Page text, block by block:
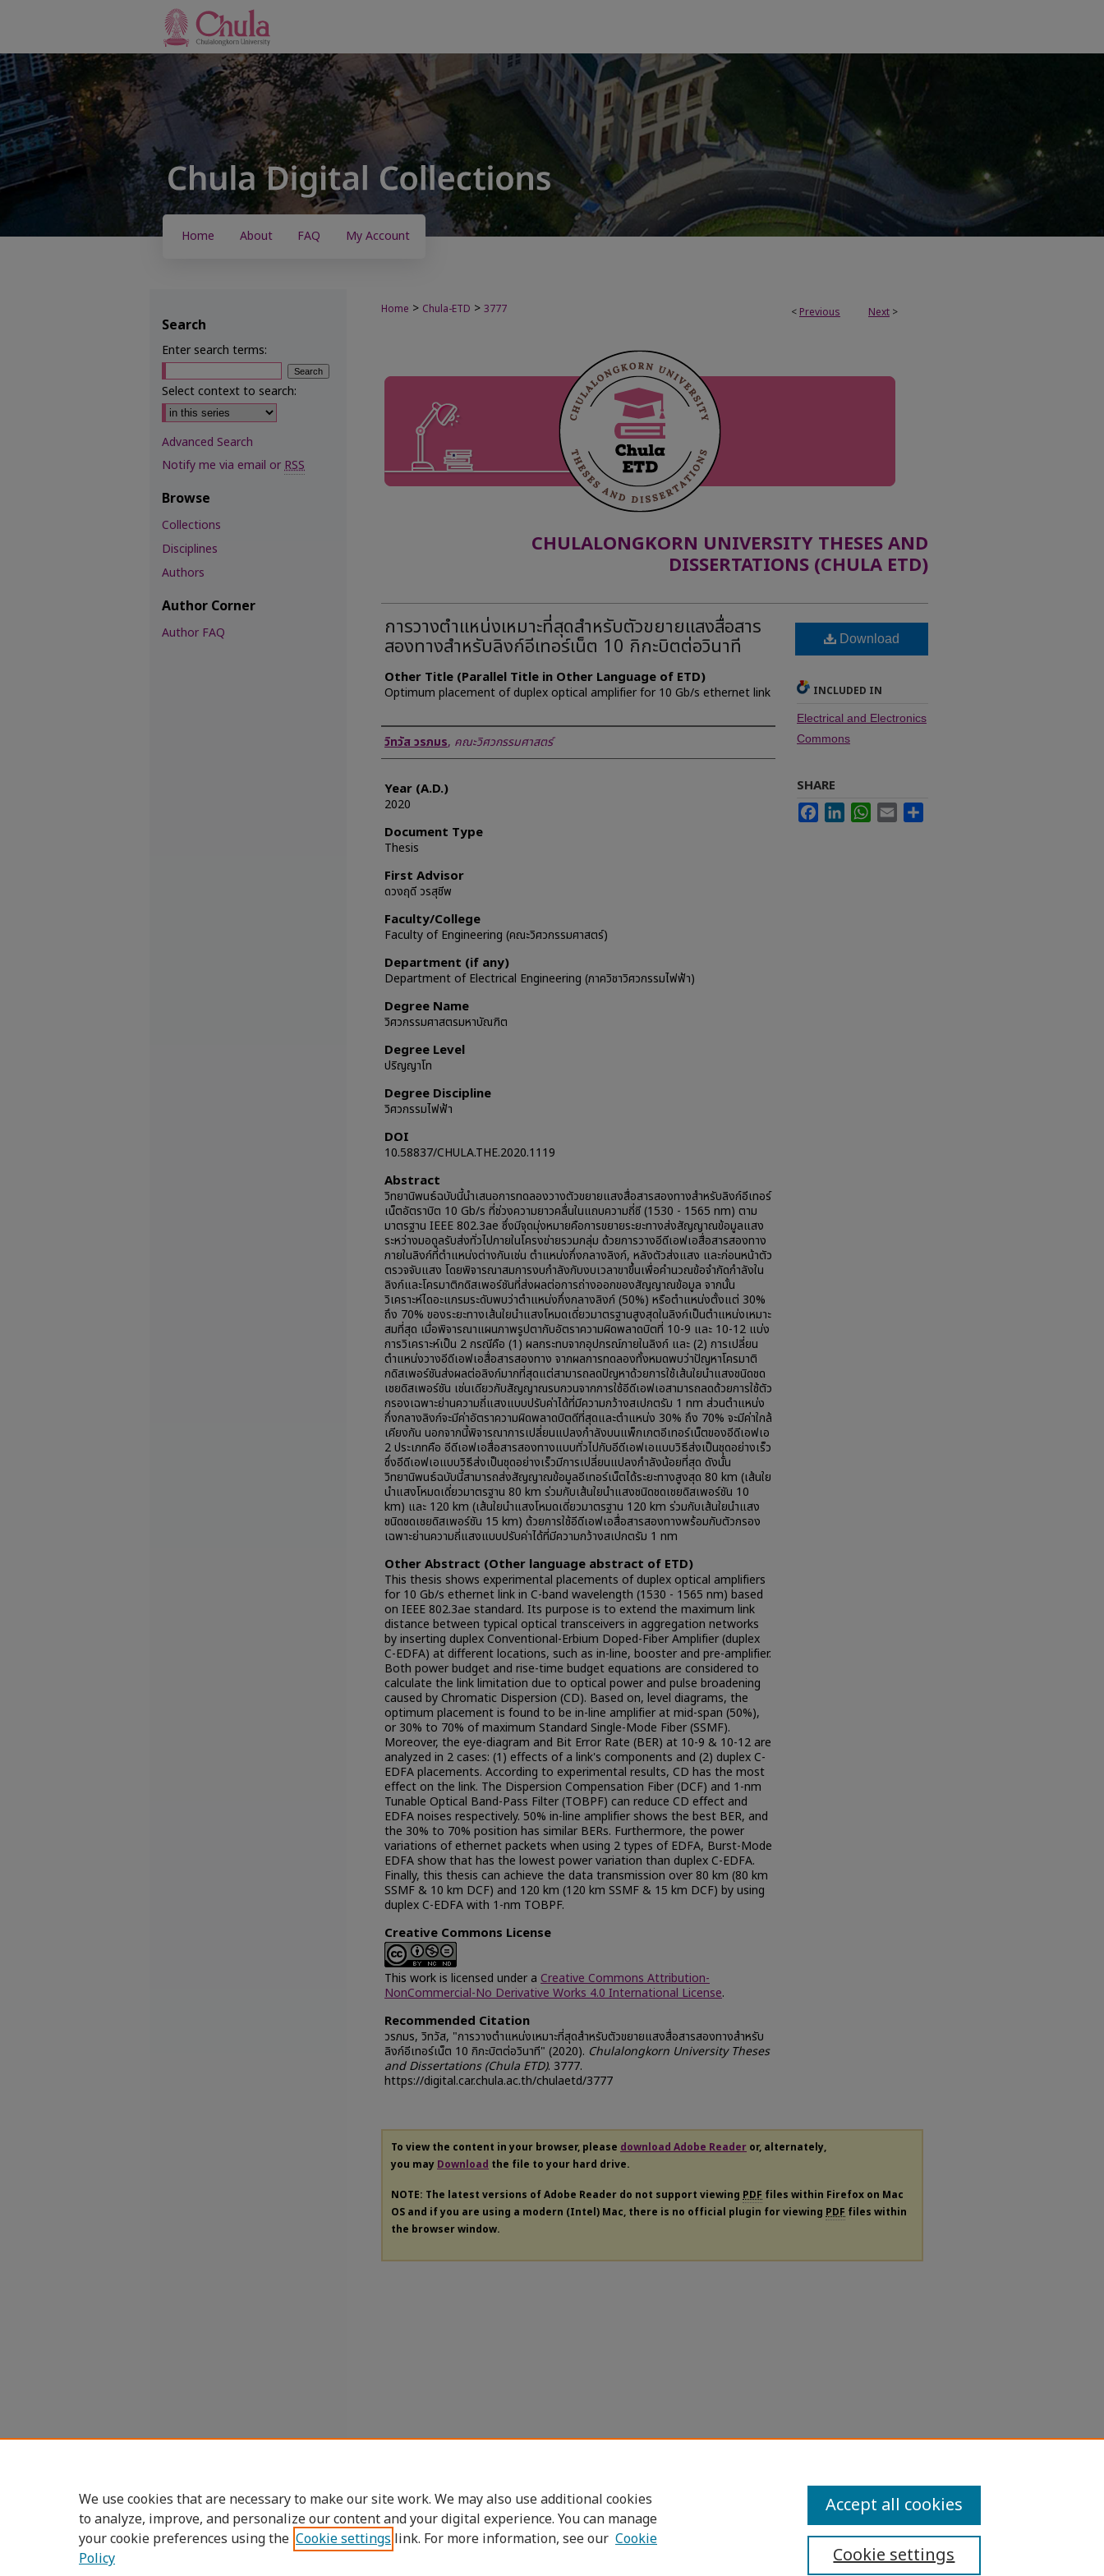
Home About FAQ My Account
< Previous Next >
Home > Chula-ETD > 3777
CHULALONGKORN UNIVERSITY THESES AND
DISSERTATIONS (CHULA ETD)
การวางตำแหน่งเหมาะที่สุดสำหรับตัวขยายแสงสื่อสาร
สองทางสำหรับลิงก์อีเทอร์เน็ต 10 กิกะบิตต่อวินาที
Other Title (Parallel Title in Other Language of ETD)
Optimum placement of duplex optical amplifier for 10 Gb/s ethernet link
Author
วิทวัส วรภมร, คณะวิศวกรรมศาสตร์
Year (A.D.)
2020
Document Type
Thesis
First Advisor
ดวงฤดี วรสุชีพ
Faculty/College
Faculty of Engineering (คณะวิศวกรรมศาสตร์)
Department (if any)
Department of Electrical Engineering (ภาควิชาวิศวกรรมไฟฟ้า)
Degree Name
วิศวกรรมศาสตรมหาบัณฑิต
Degree Level
ปริญญาโท
Degree Discipline
วิศวกรรมไฟฟ้า
DOI
10.58837/CHULA.THE.2020.1119
Abstract
วิทยานิพนธ์ฉบับนี้นำเสนอการทดลองวางตัวขยายแสงสื่อสารสองทางสำหรับลิงก์อีเทอร์
เน็ตอัตราบิต 10 Gb/s ที่ช่วงความยาวคลื่นในแถบความถี่ซี (1530 - 1565 nm) ตาม
มาตรฐาน IEEE 802.3ae ซึ่งมีจุดมุ่งหมายคือการขยายระยะทางส่งสัญญาณข้อมูลแสง
ระหว่างมอดูลรับส่งทั่วไปภายในโครงข่ายรวมกลุ่ม ด้วยการวางอีดีเอฟเอสื่อสารสองทาง
ภายในลิงก์ที่ตำแหน่งต่างกันเช่น ตำแหน่งกึ่งกลางลิงก์, หลังตัวส่งแสง และก่อนหน้าตัว
ตรวจจับแสง โดยพิจารณาสมการงบกำลังกับงบเวลาขาขึ้นเพื่อคำนวณข้อจำกัดกำลังใน
ลิงก์และโครมาติกดิสเพอร์ชันที่ส่งผลต่อการถ่างออกของสัญญาณข้อมูล จากนั้น
วิเคราะห์ไดอะแกรมระดับพบว่าตำแหน่งกึ่งกลางลิงก์ (50%) หรือตำแหน่งตั้งแต่ 30%
ถึง 70% ของระยะทางเส้นใยนำแสงโหมดเดี่ยวมาตรฐานสูงสุดในลิงก์เป็นตำแหน่งเหมาะ
สมที่สุด เมื่อพิจารณาแผนภาพรูปตากับอัตราความผิดพลาดบิตที่ 10-9 และ 10-12 แบ่ง
การวิเคราะห์เป็น 2 กรณีคือ (1) ผลกระทบจากอุปกรณ์ภายในลิงก์ และ (2) การเปลี่ยน
ตำแหน่งวางอีดีเอฟเอสื่อสารสองทาง จากผลการทดลองทั้งหมดพบว่าปัญหาโครมาติ
กดิสเพอร์ชันส่งผลต่อลิงก์มากที่สุดแต่สามารถลดปัญหาด้วยการใช้เส้นใยนำแสงชนิดชด
เชยดิสเพอร์ชัน เช่นเดียวกับสัญญาณรบกวนจากการใช้อีดีเอฟเอสามารถลดด้วยการใช้ตัว
กรองเฉพาะย่านความถี่แสงแบบปรับค่าได้ที่มีความกว้างสเปกตรัม 1 nm ส่วนตำแหน่ง
กึ่งกลางลิงก์จะมีค่าอัตราความผิดพลาดบิตดีที่สุดและตำแหน่ง 30% ถึง 70% จะมีค่าใกล้
เคียงกัน นอกจากนี้พิจารณาการเปลี่ยนแปลงกำลังบนแพ็กเกตอีเทอร์เน็ตของอีดีเอฟเอ
2 ประเภทคือ อีดีเอฟเอสื่อสารสองทางแบบทั่วไปกับอีดีเอฟเอแบบวิธีส่งเป็นชุดอย่างเร็ว
ซึ่งอีดีเอฟเอแบบวิธีส่งเป็นชุดอย่างเร็วมีการเปลี่ยนแปลงกำลังน้อยที่สุด ดังนั้น
วิทยานิพนธ์ฉบับนี้สามารถส่งสัญญาณข้อมูลอีเทอร์เน็ตได้ระยะทางสูงสุด 80 km (เส้นใย
นำแสงโหมดเดี่ยวมาตรฐาน 80 km ร่วมกับเส้นใยนำแสงชนิดชดเชยดิสเพอร์ชัน 10
km) และ 120 km (เส้นใยนำแสงโหมดเดี่ยวมาตรฐาน 120 km ร่วมกับเส้นใยนำแสง
ชนิดชดเชยดิสเพอร์ชัน 15 km) ด้วยการใช้อีดีเอฟเอสื่อสารสองทางพร้อมกับตัวกรอง
เฉพาะย่านความถี่แสงแบบปรับค่าได้ที่มีความกว้างสเปกตรัม 1 nm
Other Abstract (Other language abstract of ETD)
This thesis shows experimental placements of duplex optical amplifiers
for 10 Gb/s ethernet link in C-band wavelength (1530 - 1565 nm) based
on IEEE 802.3ae standard. Its purpose is to extend the maximum link
distance between typical optical transceivers in aggregation networks
by inserting duplex Conventional-Erbium Doped-Fiber Amplifier (duplex
C-EDFA) at different locations, such as in-line, booster and pre-amplifier.
Both power budget and rise-time budget equations are considered to
calculate the link limitation due to optical power and pulse broadening
caused by Chromatic Dispersion (CD). Based on, level diagrams, the
optimum placement is found to be in-line amplifier at mid-span (50%),
or 30% to 70% of maximum Standard Single-Mode Fiber (SSMF).
Moreover, the eye-diagram and Bit Error Rate (BER) at 10-9 & 10-12 are
analyzed in 2 cases: (1) effects of a link's components and (2) duplex C-
EDFA placements. According to experimental results, CD has the most
effect on the link. The Dispersion Compensation Fiber (DCF) and 1-nm
Tunable Optical Band-Pass Filter (TOBPF) can reduce CD effect and
EDFA noises respectively. 50% in-line amplifier shows the best BER, and
the 30% to 70% position has similar BERs. Furthermore, the power
variations of ethernet packets when using 2 types of EDFA, Burst-Mode
EDFA show that has the lowest power variation than duplex C-EDFA.
Finally, this thesis can achieve the data transmission over 80 km (80 km
SSMF & 10 km DCF) and 120 km (120 km SSMF & 15 km DCF) by using
duplex C-EDFA with 1-nm TOBPF.
Creative Commons License
This work is licensed under a Creative Commons Attribution-
NonCommercial-No Derivative Works 4.0 International License.
Recommended Citation
วรภมร, วิทวัส, "การวางตำแหน่งเหมาะที่สุดสำหรับตัวขยายแสงสื่อสารสองทางสำหรับ
ลิงก์อีเทอร์เน็ต 10 กิกะบิตต่อวินาที" (2020). Chulalongkorn University Theses
and Dissertations (Chula ETD). 3777.
https://digital.car.chula.ac.th/chulaetd/3777
Download
INCLUDED IN
Electrical and Electronics
Commons
SHARE
FacebookLinkedInWhatsApp
Email
To view the content in your browser, please download Adobe Reader or, alternately,
you may Download the file to your hard drive.
NOTE: The latest versions of Adobe Reader do not support viewing PDF files within Firefox on Mac
OS and if you are using a modern (Intel) Mac, there is no official plugin for viewing PDF files within
the browser window.
Search
Enter search terms:
Select context to search:
Advanced Search
Notify me via email orRSS
Browse
Collections
Disciplines
Authors
Author Corner
Author FAQ
We use cookies that are necessary to make our site work. We may also use additional cookies
to analyze, improve, and personalize our content and your digital experience. You can manage
your cookie preferences using the Cookie settings link. For more information, see our Cookie
Policy
Cookie settings
Accept all cookies